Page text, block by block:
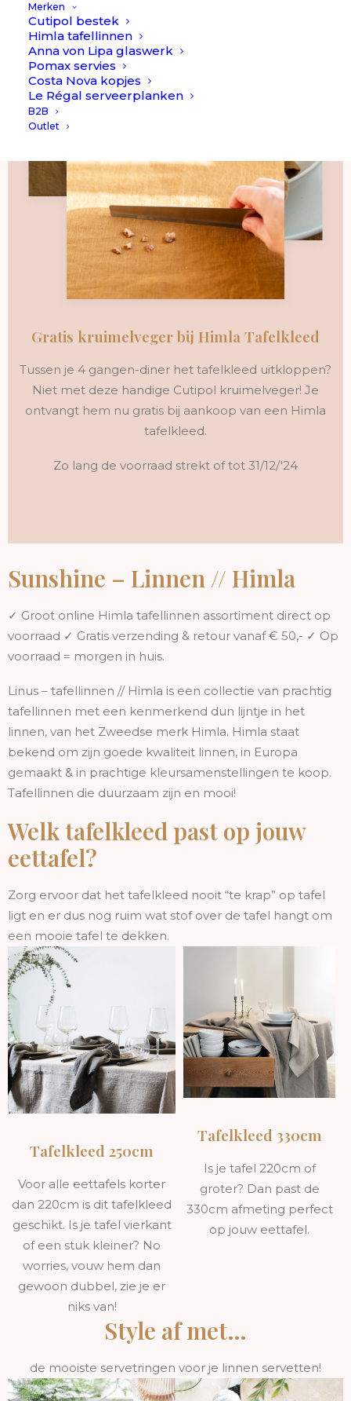
Merken
Cutipol bestek
Himla tafellinnen
Anna von Lipa glaswerk
Pomax servies
Costa Nova kopjes
Le Régal serveerplanken
B2B
Outlet
Gratis kruimelveger bij Himla Tafelkleed
Tussen je 4 gangen-diner het tafelkleed uitkloppen?
Niet met deze handige Cutipol kruimelveger! Je
ontvangt hem nu gratis bij aankoop van een Himla
tafelkleed.
Zo lang de voorraad strekt of tot 31/12/'24
Sunshine – Linnen // Himla
✓ Groot online Himla tafellinnen assortiment direct op
voorraad ✓ Gratis verzending & retour vanaf € 50,- ✓ Op
voorraad = morgen in huis.
Linus – tafellinnen // Himla is een collectie van prachtig
tafellinnen met een kenmerkend dun lijntje in het
linnen, van het Zweedse merk Himla. Himla staat
bekend om zijn goede kwaliteit linnen, in Europa
gemaakt & in prachtige kleursamenstellingen te koop.
Tafellinnen die duurzaam zijn en mooi!
Welk tafelkleed past op jouw
eettafel?
Zorg ervoor dat het tafelkleed nooit “te krap” op tafel
ligt en er dus nog ruim wat stof over de tafel hangt om
een mooie tafel te dekken.
Tafelkleed 250cm
Voor alle eettafels korter
dan 220cm is dit tafelkleed
geschikt. Is je tafel vierkant
of een stuk kleiner? No
worries, vouw hem dan
gewoon dubbel, zie je er
niks van!
Tafelkleed 330cm
Is je tafel 220cm of
groter? Dan past de
330cm afmeting perfect
op jouw eettafel.
Style af met…
de mooiste servetringen voor je linnen servetten!